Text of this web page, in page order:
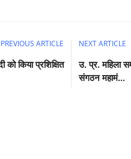
PREVIOUS ARTICLE
किया प्रशिक्षित
NEXT ARTICLE
उ. प्र. महिला
संगठन महामं...